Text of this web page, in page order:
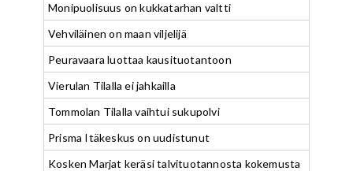
Monipuolisuus on kukkatarhan valtti
Vehviläinen on maan viljelijä
Peuravaara luottaa kausituotantoon
Vierulan Tilalla ei jahkailla
Tommolan Tilalla vaihtui sukupolvi
Prisma Itäkeskus on uudistunut
Kosken Marjat keräsi talvituotannosta kokemusta